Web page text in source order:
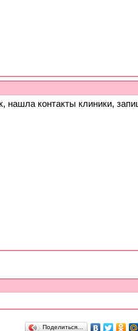
нашла контакты клиники,
Поделиться…